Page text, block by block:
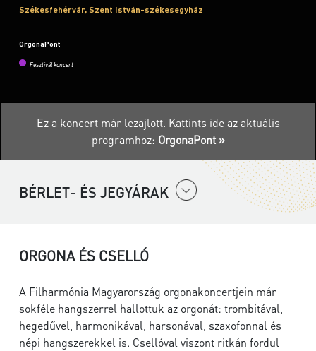
Székesfehérvár, Szent István-székesegyház
OrgonaPont
Fesztivál koncert
Ez a koncert már lezajlott. Kattints ide az aktuális
programhoz: OrgonaPont »
BÉRLET- ÉS JEGYÁRAK
ORGONA ÉS CSELLÓ
A Filharmónia Magyarország orgonakoncertjein már
sokféle hangszerrel hallottuk az orgonát: trombitával,
hegedűvel, harmonikával, harsonával, szaxofonnal és
népi hangszerekkel is. Csellóval viszont ritkán fordul